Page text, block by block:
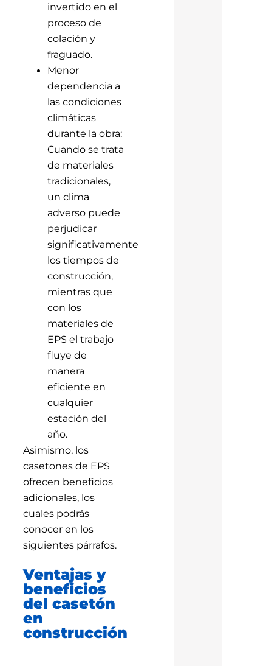
invertido en el
proceso de
colación y
fraguado.
Menor
dependencia a
las condiciones
climáticas
durante la obra:
Cuando se trata
de materiales
tradicionales,
un clima
adverso puede
perjudicar
significativamente
los tiempos de
construcción,
mientras que
con los
materiales de
EPS el trabajo
fluye de
manera
eficiente en
cualquier
estación del
año.
Asimismo, los
casetones de EPS
ofrecen beneficios
adicionales, los
cuales podrás
conocer en los
siguientes párrafos.
Ventajas y
beneficios
del casetón
en
construcción